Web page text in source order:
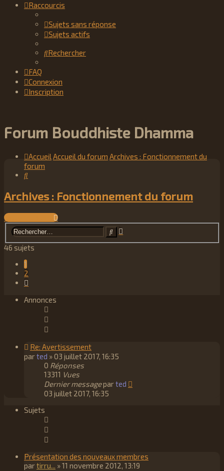
Raccourcis
Sujets sans réponse
Sujets actifs
Rechercher
FAQ
Connexion
Inscription
Forum Bouddhiste Dhamma
AccueilAccueil du forum Archives : Fonctionnement du
forum
Archives : Fonctionnement du forum
Nouveau sujet
Rechercher
46 sujets
1
2
Annonces
Re: Avertissement
parted »03 juillet 2017, 16:35
0 Réponses
13311 Vues
Dernier messageparted
03 juillet 2017, 16:35
Sujets
Présentation des nouveaux membres
partirru... »11 novembre 2012, 13:19